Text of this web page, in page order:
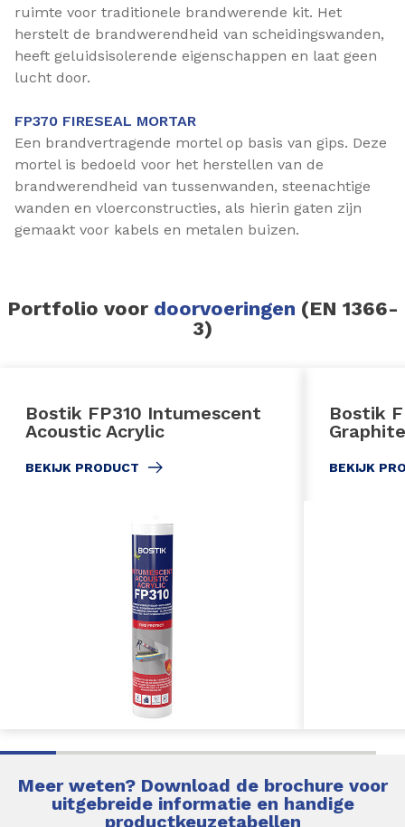
ruimte voor traditionele brandwerende kit. Het
herstelt de brandwerendheid van scheidingswanden,
heeft geluidsisolerende eigenschappen en laat geen
lucht door.
FP370 FIRESEAL MORTAR
Een brandvertragende mortel op basis van gips. Deze
mortel is bedoeld voor het herstellen van de
brandwerendheid van tussenwanden, steenachtige
wanden en vloerconstructies, als hierin gaten zijn
gemaakt voor kabels en metalen buizen.
Portfolio voor doorvoeringen (EN 1366-
3)
Bostik FP310 Intumescent
Acoustic Acrylic
BEKIJK PRODUCT
Bostik
Graphite
BEKIJK
Meer weten? Download de brochure voor
uitgebreide informatie en handige
productkeuzetabellen